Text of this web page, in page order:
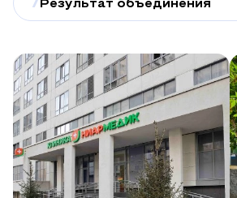
7 Результат объединения